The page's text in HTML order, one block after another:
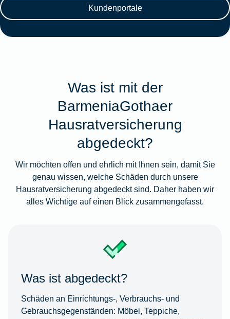
Kundenportale
Was ist mit der
BarmeniaGothaer
Hausratversicherung
abgedeckt?
Wir möchten offen und ehrlich mit Ihnen sein, damit Sie
genau wissen, welche Schäden durch unsere
Hausratversicherung abgedeckt sind. Daher haben wir
alles Wichtige auf einen Blick zusammengefasst.
Was ist abgedeckt?
Schäden an Einrichtungs-, Verbrauchs- und
Gebrauchsgegenständen: Möbel, Teppiche,